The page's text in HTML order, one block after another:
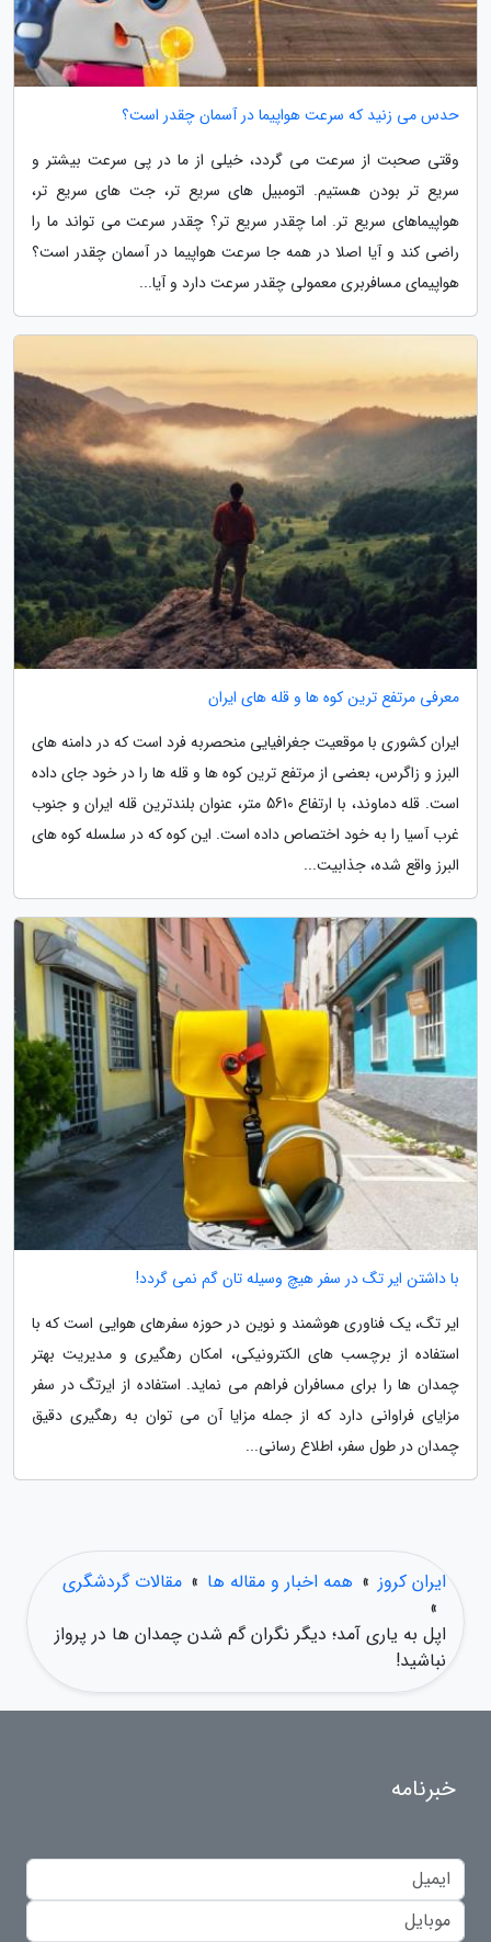
حدس می زنید که سرعت هواپیما در آسمان چقدر است؟
وقتی صحبت از سرعت می گردد، خیلی از ما در پی سرعت بیشتر و
سریع تر بودن هستیم. اتومبیل های سریع تر، جت های سریع تر،
هواپیماهای سریع تر. اما چقدر سریع تر؟ چقدر سرعت می تواند ما را
راضی کند و آیا اصلا در همه جا سرعت هواپیما در آسمان چقدر است؟
هواپیمای مسافربری معمولی چقدر سرعت دارد و آیا...
معرفی مرتفع ترین کوه ها و قله های ایران
ایران کشوری با موقعیت جغرافیایی منحصربه فرد است که در دامنه های
البرز و زاگرس، بعضی از مرتفع ترین کوه ها و قله ها را در خود جای داده
است. قله دماوند، با ارتفاع 5610 متر، عنوان بلندترین قله ایران و جنوب
غرب آسیا را به خود اختصاص داده است. این کوه که در سلسله کوه های
البرز واقع شده، جذابیت...
با داشتن ایر تگ در سفر هیچ وسیله تان گم نمی گردد!
ایر تگ، یک فناوری هوشمند و نوین در حوزه سفرهای هوایی است که با
استفاده از برچسب های الکترونیکی، امکان رهگیری و مدیریت بهتر
چمدان ها را برای مسافران فراهم می نماید. استفاده از ایرتگ در سفر
مزایای فراوانی دارد که از جمله مزایا آن می توان به رهگیری دقیق
چمدان در طول سفر، اطلاع رسانی...
ایران کروز » همه اخبار و مقاله ها » مقالات گردشگری
»
اپل به یاری آمد؛ دیگر نگران گم شدن چمدان ها در پرواز
نباشید!
خبرنامه